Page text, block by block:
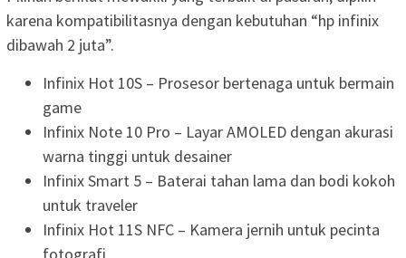
karena kompatibilitasnya dengan kebutuhan “hp infinix
dibawah 2 juta”.
Infinix Hot 10S – Prosesor bertenaga untuk bermain
game
Infinix Note 10 Pro – Layar AMOLED dengan akurasi
warna tinggi untuk desainer
Infinix Smart 5 – Baterai tahan lama dan bodi kokoh
untuk traveler
Infinix Hot 11S NFC – Kamera jernih untuk pecinta
fotografi